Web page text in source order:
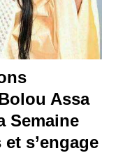
Assa
Semaine
s’engage